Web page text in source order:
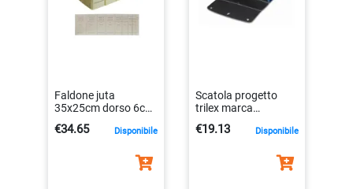
Faldone juta
35x25cm dorso 6cm
8014819381955
€34.65 Disponibile
Scatola progetto
trilex marca
dimensioni varie
€19.13 Disponibile